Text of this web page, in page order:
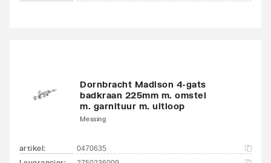
Dornbracht Madison 4-gats
badkraan 225mm m. omstel
m. garnituur m. uitloop
Messing
artikel: 0470635